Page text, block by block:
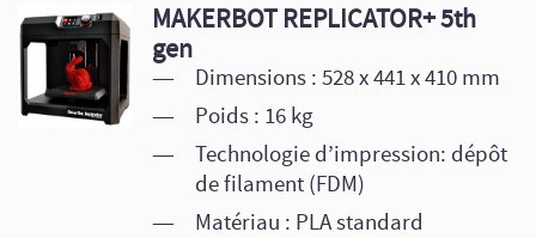
MAKERBOT REPLICATOR+ 5th
gen
Dimensions : 528 x 441 x 410 mm
Poids : 16 kg
Technologie d’impression: dépôt
de filament (FDM)
Matériau : PLA standard